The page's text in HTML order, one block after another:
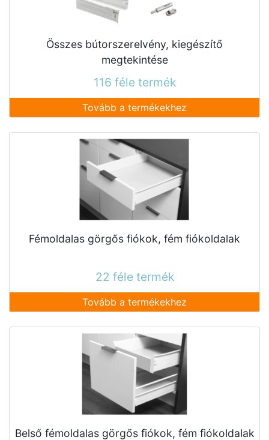
Összes bútorszerelvény, kiegészítő
megtekintése
116 féle termék
Tovább a termékekhez
Fémoldalas görgős fiókok, fém fiókoldalak
22 féle termék
Tovább a termékekhez
Belső fémoldalas görgős fiókok, fém fiókoldalak